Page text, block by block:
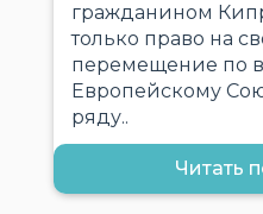
гражданином
только право на
перемещение по
Европейскому
ряду..
Читать